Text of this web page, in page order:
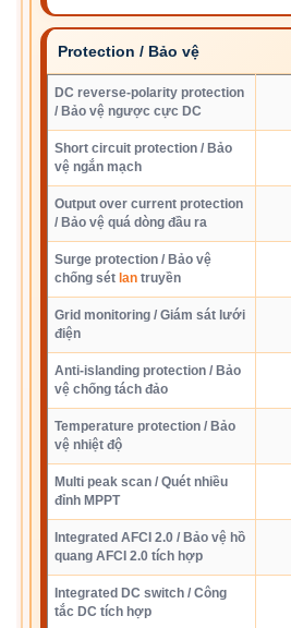
Protection / Bảo vệ
DC reverse-polarity protection
/ Bảo vệ ngược cực DC
Short circuit protection / Bảo
vệ ngắn mạch
Output over current protection
/ Bảo vệ quá dòng đầu ra
Surge protection / Bảo vệ
chống sét lantruyền
Grid monitoring / Giám sát lưới
điện
Anti-islanding protection / Bảo
vệ chống tách đảo
Temperature protection / Bảo
vệ nhiệt độ
Multi peak scan / Quét nhiều
đỉnh MPPT
Integrated AFCI 2.0 / Bảo vệ hồ
quang AFCI 2.0 tích hợp
Integrated DC switch / Công
tắc DC tích hợp